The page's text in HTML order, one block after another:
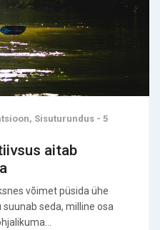
Sisuturundus - 5
aitab
võimet püsida ühe
seda, milline osa